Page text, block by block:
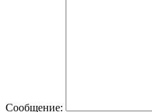
Сообщение: